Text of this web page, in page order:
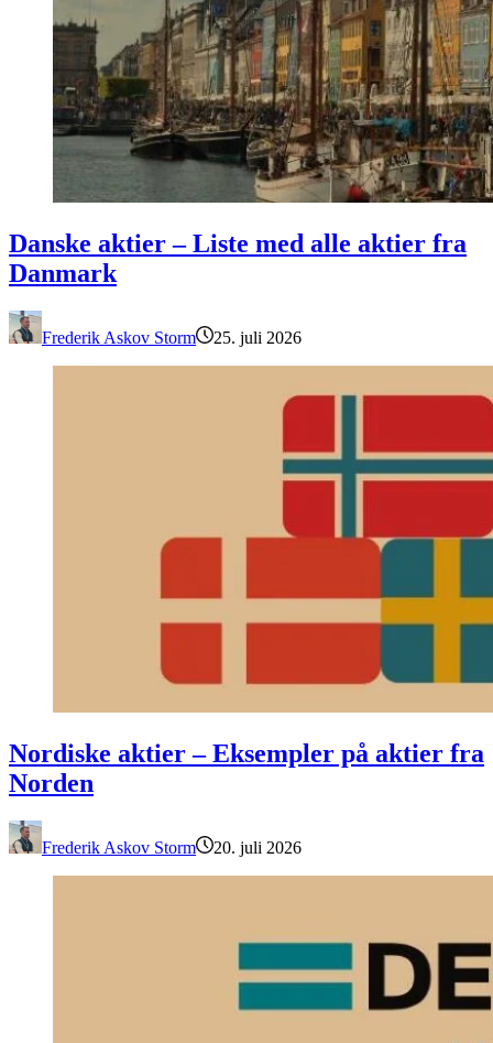
Danske aktier – Liste med alle aktier fra
Danmark
Frederik Askov Storm 25. juli 2026
Nordiske aktier – Eksempler på aktier fra
Norden
Frederik Askov Storm 20. juli 2026